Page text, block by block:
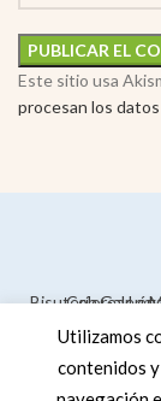
Este sitio usa
procesan los
BisuteríaColorear
Galería
Utilizamos
contenidos